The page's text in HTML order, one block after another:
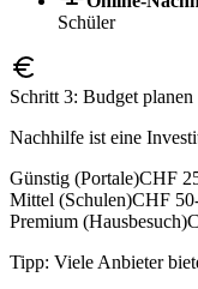
Schüler
Schritt 3: Budget planen
Nachhilfe ist eine
Günstig (Portale)CHF
Mittel (Schulen)CHF
Premium (Hausbesuch)
Tipp: Viele Anbieter